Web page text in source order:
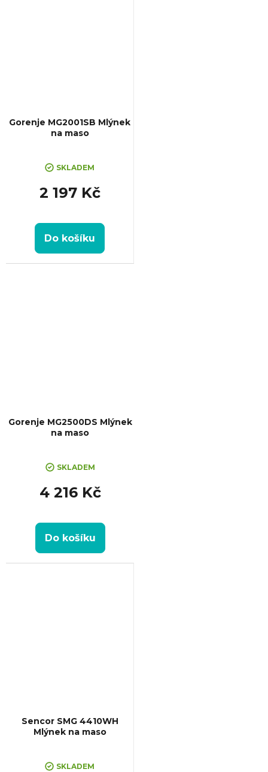
Gorenje MG2001SB Mlýnek
na maso
SKLADEM
2 197 Kč
Do košíku
Gorenje MG2500DS Mlýnek
na maso
SKLADEM
4 216 Kč
Do košíku
Sencor SMG 4410WH
Mlýnek na maso
SKLADEM